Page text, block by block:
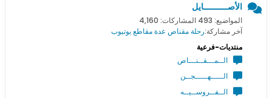
الأصــــــــــايل
المواضيع: 493 المشاركات: 4,160
آخر مشاركة:رحلة مقناص عدة مقاطع يوتيوب
منتديات-فرعية
الــمـــقــنـــاص
الـــــهـــــجــن
الــفــروســيــه